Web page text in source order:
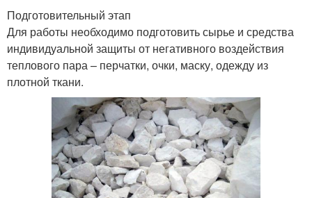
Подготовительный этап
Для работы необходимо подготовить сырье и средства
индивидуальной защиты от негативного воздействия
теплового пара – перчатки, очки, маску, одежду из
плотной ткани.